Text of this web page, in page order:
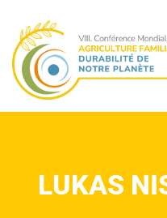
LUKAS